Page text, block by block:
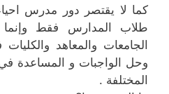
كما لا يقتصر دور مدرس
طلاب المدارس فقط
الجامعات والمعاهد
وحل الواجبات و المساعدة في
المختلفة .